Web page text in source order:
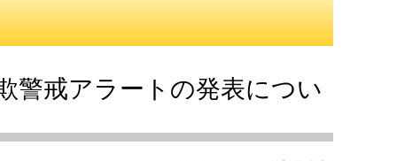
警戒アラートの発表につい